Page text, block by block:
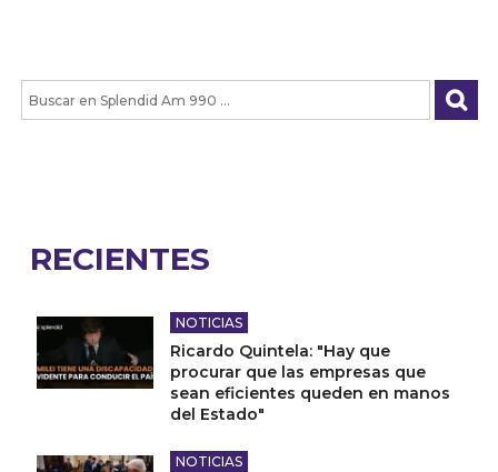
RECIENTES
NOTICIAS
Ricardo Quintela: "Hay que
procurar que las empresas que
sean eficientes queden en manos
del Estado"
NOTICIAS